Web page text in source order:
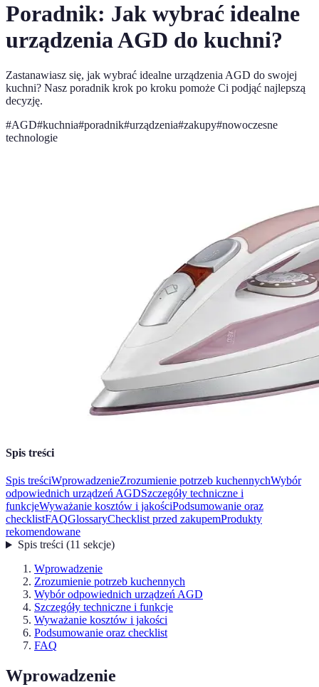
Poradnik: Jak wybrać idealne
urządzenia AGD do kuchni?
Zastanawiasz się, jak wybrać idealne urządzenia AGD do swojej
kuchni? Nasz poradnik krok po kroku pomoże Ci podjąć najlepszą
decyzję.
#AGD#kuchnia#poradnik#urządzenia#zakupy#nowoczesne
technologie
Spis treści
Spis treściWprowadzenieZrozumienie potrzeb kuchennychWybór
odpowiednich urządzeń AGDSzczegóły techniczne i
funkcjeWyważanie kosztów i jakościPodsumowanie oraz
checklistFAQGlossaryChecklist przed zakupemProdukty
rekomendowane
Spis treści(11 sekcje)
Wprowadzenie
Zrozumienie potrzeb kuchennych
Wybór odpowiednich urządzeń AGD
Szczegóły techniczne i funkcje
Wyważanie kosztów i jakości
Podsumowanie oraz checklist
FAQ
Wprowadzenie